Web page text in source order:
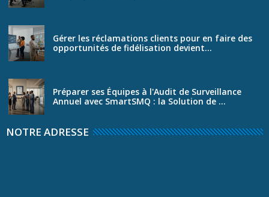
Gérer les réclamations clients pour en faire des
opportunités de fidélisation devient...
Préparer ses Équipes à l'Audit de Surveillance
Annuel avec SmartSMQ : la Solution de ...
NOTRE ADRESSE